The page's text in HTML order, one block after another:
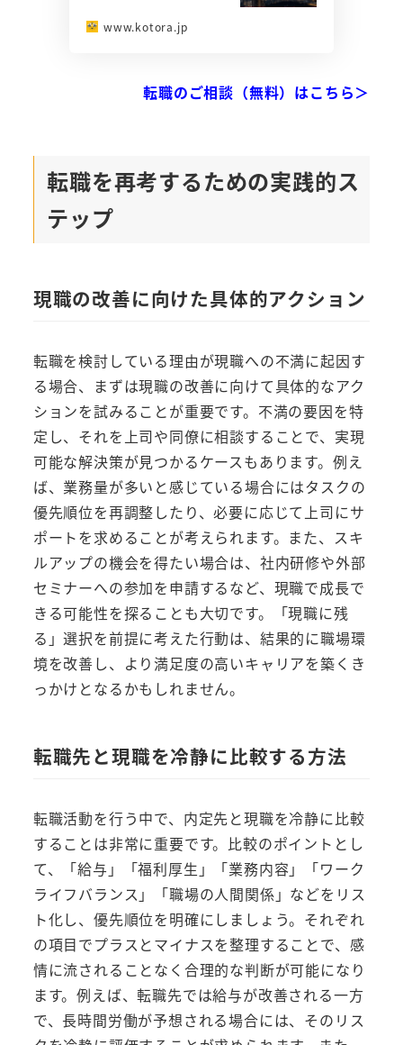
www.kotora.jp
転職のご相談（無料）はこちら＞
転職を再考するための実践的ス
テップ
現職の改善に向けた具体的アクション
転職を検討している理由が現職への不満に起因す
る場合、まずは現職の改善に向けて具体的なアク
ションを試みることが重要です。不満の要因を特
定し、それを上司や同僚に相談することで、実現
可能な解決策が見つかるケースもあります。例え
ば、業務量が多いと感じている場合にはタスクの
優先順位を再調整したり、必要に応じて上司にサ
ポートを求めることが考えられます。また、スキ
ルアップの機会を得たい場合は、社内研修や外部
セミナーへの参加を申請するなど、現職で成長で
きる可能性を探ることも大切です。「現職に残
る」選択を前提に考えた行動は、結果的に職場環
境を改善し、より満足度の高いキャリアを築くき
っかけとなるかもしれません。
転職先と現職を冷静に比較する方法
転職活動を行う中で、内定先と現職を冷静に比較
することは非常に重要です。比較のポイントとし
て、「給与」「福利厚生」「業務内容」「ワーク
ライフバランス」「職場の人間関係」などをリス
ト化し、優先順位を明確にしましょう。それぞれ
の項目でプラスとマイナスを整理することで、感
情に流されることなく合理的な判断が可能になり
ます。例えば、転職先では給与が改善される一方
で、長時間労働が予想される場合には、そのリス